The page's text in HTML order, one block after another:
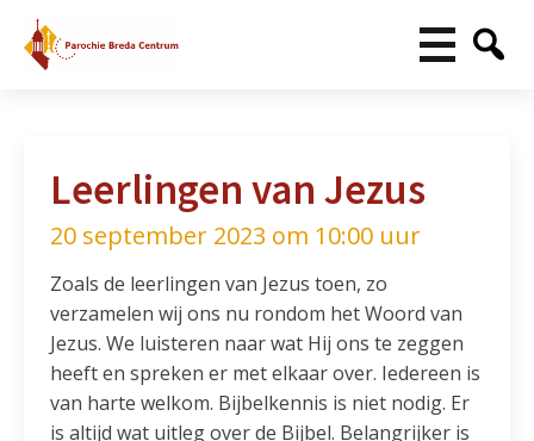
Leerlingen van Jezus
20 september 2023 om 10:00 uur
Zoals de leerlingen van Jezus toen, zo
verzamelen wij ons nu rondom het Woord van
Jezus. We luisteren naar wat Hij ons te zeggen
heeft en spreken er met elkaar over. Iedereen is
van harte welkom. Bijbelkennis is niet nodig. Er
is altijd wat uitleg over de Bijbel. Belangrijker is